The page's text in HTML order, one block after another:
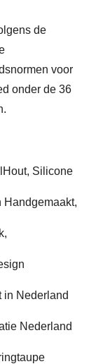
de
voor
onder de 36
Silicone
Handgemaakt,
in Nederland
Nederland